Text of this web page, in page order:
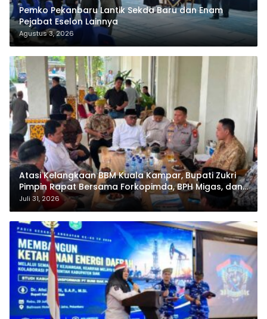
Pemko Pekanbaru Lantik Sekda Baru dan Enam
Pejabat Eselon Lainnya
Agustus 3, 2026
Atasi Kelangkaan BBM Kuala Kampar, Bupati Zukri
Pimpin Rapat Bersama Forkopimda, BPH Migas, dan
Pertamina
Juli 31, 2026